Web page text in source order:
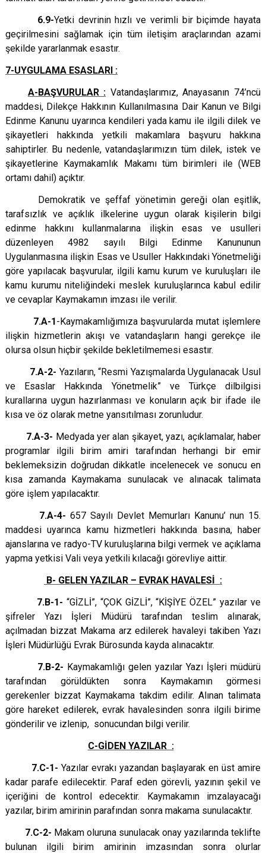
6.9-Yetki devrinin hızlı ve verimli bir biçimde hayata
geçirilmesini sağlamak için tüm iletişim araçlarından azami
şekilde yararlanmak esastır.
7-UYGULAMA ESASLARI :
A-BAŞVURULAR : Vatandaşlarımız, Anayasanın 74’ncü
maddesi, Dilekçe Hakkının Kullanılmasına Dair Kanun ve Bilgi
Edinme Kanunu uyarınca kendileri yada kamu ile ilgili dilek ve
şikayetleri hakkında yetkili makamlara başvuru hakkına
sahiptirler. Bu nedenle, vatandaşlarımızın tüm dilek, istek ve
şikayetlerine Kaymakamlık Makamı tüm birimleri ile (WEB
ortamı dahil) açıktır.
Demokratik ve şeffaf yönetimin gereği olan eşitlik,
tarafsızlık ve açıklık ilkelerine uygun olarak kişilerin bilgi
edinme hakkını kullanmalarına ilişkin esas ve usulleri
düzenleyen 4982 sayılı Bilgi Edinme Kanununun
Uygulanmasına ilişkin Esas ve Usuller Hakkındaki Yönetmeliği
göre yapılacak başvurular, ilgili kamu kurum ve kuruluşları ile
kamu kurumu niteliğindeki meslek kuruluşlarınca kabul edilir
ve cevaplar Kaymakamın imzası ile verilir.
7.A-1-Kaymakamlığımıza başvurularda mutat işlemlere
ilişkin hizmetlerin akışı ve vatandaşların hangi gerekçe ile
olursa olsun hiçbir şekilde bekletilmemesi esastır.
7.A-2- Yazıların, “Resmi Yazışmalarda Uygulanacak Usul
ve Esaslar Hakkında Yönetmelik” ve Türkçe dilbilgisi
kurallarına uygun hazırlanması ve konuların açık bir ifade ile
kısa ve öz olarak metne yansıtılması zorunludur.
7.A-3- Medyada yer alan şikayet, yazı, açıklamalar, haber
programlar ilgili birim amiri tarafından herhangi bir emir
beklemeksizin doğrudan dikkatle incelenecek ve sonucu en
kısa zamanda Kaymakama sunulacak ve alınacak talimata
göre işlem yapılacaktır.
7.A-4- 657 Sayılı Devlet Memurları Kanunu’ nun 15.
maddesi uyarınca kamu hizmetleri hakkında basına, haber
ajanslarına ve radyo-TV kuruluşlarına bilgi vermek ve açıklama
yapma yetkisi Vali veya yetkili kılacağı görevliye aittir.
B- GELEN YAZILAR – EVRAK HAVALESİ :
7.B-1- “GİZLİ”, “ÇOK GİZLİ”, “KİŞİYE ÖZEL” yazılar ve
şifreler Yazı İşleri Müdürü tarafından teslim alınarak,
açılmadan bizzat Makama arz edilerek havaleyi takiben Yazı
İşleri Müdürlüğü Evrak Bürosunda kayda alınacaktır.
7.B-2- Kaymakamlığı gelen yazılar Yazı İşleri müdürü
tarafından görüldükten sonra Kaymakamın görmesi
gerekenler bizzat Kaymakama takdim edilir. Alınan talimata
göre hareket edilerek, evrak havalesinden sonra ilgili birime
gönderilir ve izlenip, sonucundan bilgi verilir.
C-GİDEN YAZILAR :
7.C-1- Yazılar evrakı yazandan başlayarak en üst amire
kadar parafe edilecektir. Paraf eden görevli, yazının şekil ve
içeriğini de kontrol edecektir. Kaymakamın imzalayacağı
yazılar, birim amirinin parafından sonra makama sunulacaktır.
7.C-2- Makam oluruna sunulacak onay yazılarında teklifte
bulunan ilgili birim amirinin imzasından sonra olurlar